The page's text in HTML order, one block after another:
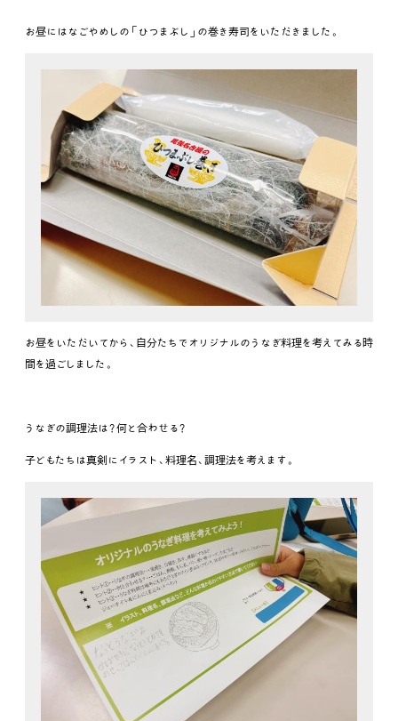
お昼にはなごやめしの「ひつまぶし」の巻き寿司をいただきました。
お昼をいただいてから、自分たちでオリジナルのうなぎ料理を考えてみる時
間を過ごしました。
うなぎの調理法は？何と合わせる？
子どもたちは真剣にイラスト、料理名、調理法を考えます。